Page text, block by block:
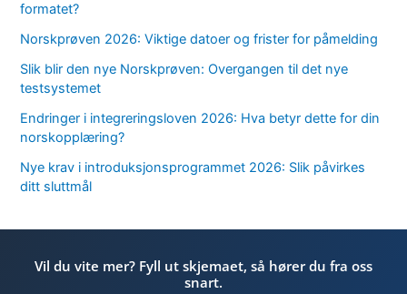
formatet?
Norskprøven 2026: Viktige datoer og frister for påmelding
Slik blir den nye Norskprøven: Overgangen til det nye
testsystemet
Endringer i integreringsloven 2026: Hva betyr dette for din
norskopplæring?
Nye krav i introduksjonsprogrammet 2026: Slik påvirkes
ditt sluttmål
Vil du vite mer? Fyll ut skjemaet, så hører du fra oss
snart.